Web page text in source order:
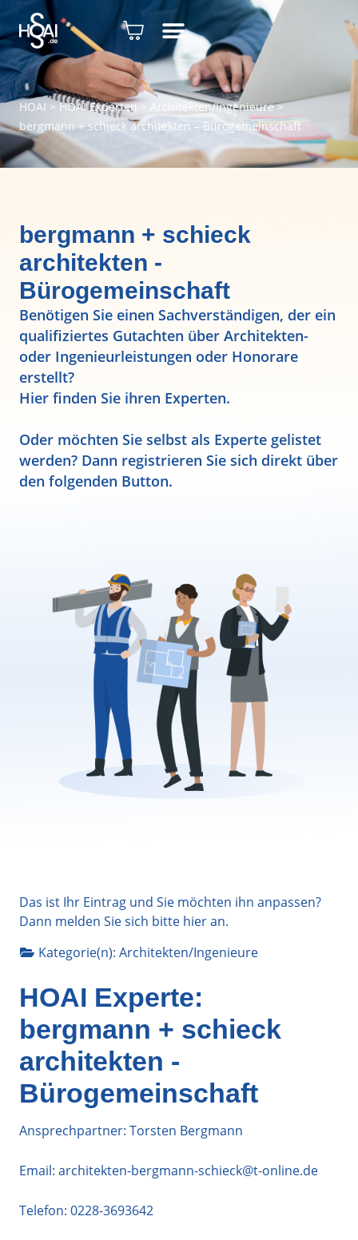
HOAI > HOAI Experten> Architekten/Ingenieure>
bergmann + schieck architekten – Bürogemeinschaft
bergmann + schieck
architekten -
Bürogemeinschaft
Benötigen Sie einen Sachverständigen, der ein
qualifiziertes Gutachten über Architekten-
oder Ingenieurleistungen oder Honorare
erstellt?
Hier finden Sie ihren Experten.
Oder möchten Sie selbst als Experte gelistet
werden? Dann registrieren Sie sich direkt über
den folgenden Button.
Das ist Ihr Eintrag und Sie möchten ihn anpassen?
Dann melden Sie sich bitte hieran.
Kategorie(n): Architekten/Ingenieure
HOAI Experte:
bergmann + schieck
architekten -
Bürogemeinschaft
Ansprechpartner: Torsten Bergmann
Email: architekten-bergmann-schieck@t-online.de
Telefon: 0228-3693642